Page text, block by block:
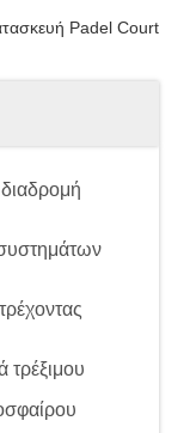
Padel Court
διαδρομή
τρέξιμου